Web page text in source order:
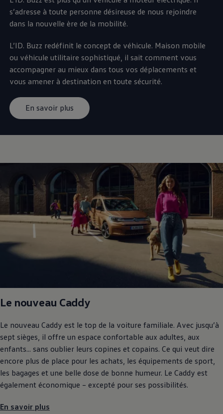
s’adresse à toute personne désireuse de nous rejoindre
dans la nouvelle ère de la mobilité.
L’ID. Buzz redéfinit le concept de véhicule. Maison mobile
ou véhicule utilitaire sophistiqué, il sait comment vous
accompagner au mieux dans tous vos déplacements et
vous amener à destination en toute sécurité.
En savoir plus
Le nouveau Caddy
Le nouveau Caddy est le top de la voiture familiale. Avec jusqu’à
sept sièges, il offre un espace confortable aux adultes, aux
enfants... sans oublier leurs copines et copains. Ce qui veut dire
encore plus de place pour les achats, les équipements de sport,
les bagages et une belle dose de bonne humeur. Le Caddy est
également économique – excepté pour ses possibilités.
En savoir plus